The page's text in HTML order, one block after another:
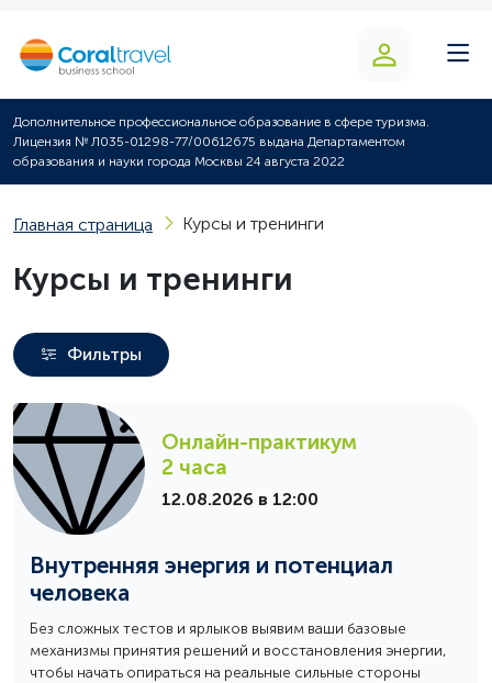
Дополнительное профессиональное образование в сфере туризма.
Лицензия № Л035-01298-77/00612675 выдана Департаментом
образования и науки города Москвы 24 августа 2022
Главная страница Курсы и тренинги
Курсы и тренинги
Фильтры
Онлайн-практикум
2 часа
12.08.2026 в 12:00
Внутренняя энергия и потенциал
человека
Без сложных тестов и ярлыков выявим ваши базовые
механизмы принятия решений и восстановления энергии,
чтобы начать опираться на реальные сильные стороны